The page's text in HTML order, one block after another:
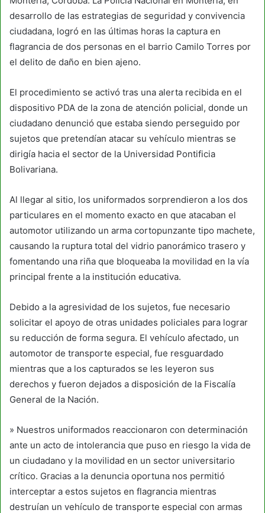
desarrollo de las estrategias de seguridad y convivencia
ciudadana, logró en las últimas horas la captura en
flagrancia de dos personas en el barrio Camilo Torres por
el delito de daño en bien ajeno.
El procedimiento se activó tras una alerta recibida en el
dispositivo PDA de la zona de atención policial, donde un
ciudadano denunció que estaba siendo perseguido por
sujetos que pretendían atacar su vehículo mientras se
dirigía hacia el sector de la Universidad Pontificia
Bolivariana.
Al llegar al sitio, los uniformados sorprendieron a los dos
particulares en el momento exacto en que atacaban el
automotor utilizando un arma cortopunzante tipo machete,
causando la ruptura total del vidrio panorámico trasero y
fomentando una riña que bloqueaba la movilidad en la vía
principal frente a la institución educativa.
Debido a la agresividad de los sujetos, fue necesario
solicitar el apoyo de otras unidades policiales para lograr
su reducción de forma segura. El vehículo afectado, un
automotor de transporte especial, fue resguardado
mientras que a los capturados se les leyeron sus
derechos y fueron dejados a disposición de la Fiscalía
General de la Nación.
» Nuestros uniformados reaccionaron con determinación
ante un acto de intolerancia que puso en riesgo la vida de
un ciudadano y la movilidad en un sector universitario
crítico. Gracias a la denuncia oportuna nos permitió
interceptar a estos sujetos en flagrancia mientras
destruían un vehículo de transporte especial con armas